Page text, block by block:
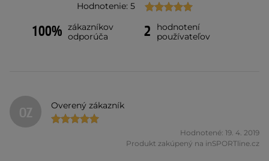
Hodnotenie: 5
100% zákazníkov
odporúča
2
hodnotení
používateľov
OZ Overený zákazník
Hodnotené: 19. 4. 2019
Produkt zakúpený na inSPORTline.cz